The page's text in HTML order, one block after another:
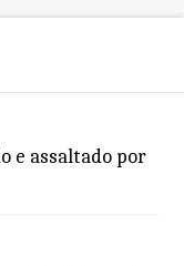
e assaltado por